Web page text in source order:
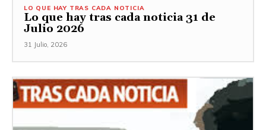
LO QUE HAY TRAS CADA NOTICIA
Lo que hay tras cada noticia 31 de
Julio 2026
31 Julio, 2026